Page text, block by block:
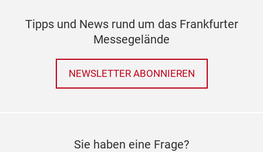
Tipps und News rund um das Frankfurter
Messegelände
NEWSLETTER ABONNIEREN
Sie haben eine Frage?